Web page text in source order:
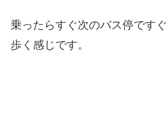
乗ったらすぐ次のバス停です
歩く感じです。